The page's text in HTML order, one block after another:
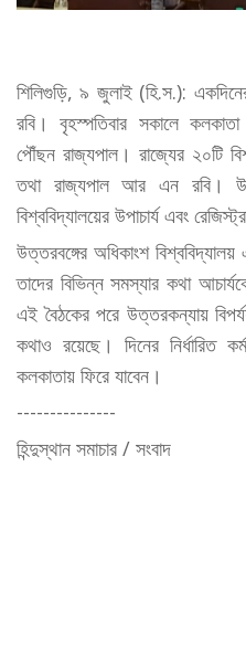
শিলিগুড়ি, ৯ জুলাই (হি.স.):
রবি। বৃহস্পতিবার সকালে কলকাতা
পৌঁছন রাজ্যপাল। রাজ্যের ২০টি
তথা রাজ্যপাল আর এন রবি।
বিশ্ববিদ্যালয়ের উপাচার্য এবং
উত্তরবঙ্গের অধিকাংশ
তাদের বিভিন্ন সমস্যার কথা
এই বৈঠকের পরে উত্তরকন্যায়
কথাও রয়েছে। দিনের নির্ধারিত
কলকাতায় ফিরে যাবেন।
---------------
হিন্দুস্থান সমাচার / সংবাদ